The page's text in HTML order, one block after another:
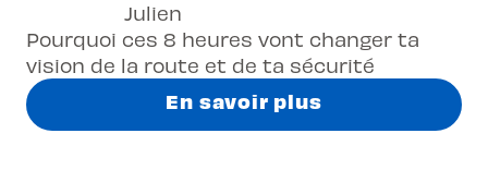
Pourquoi ces 8 heures vont changer ta
vision de la route et de ta sécurité
En savoir plus
Julien